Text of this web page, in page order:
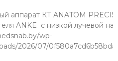
аппарат КТ ANATOM
ANKE с низкой лучевой
wp-
2026/07/